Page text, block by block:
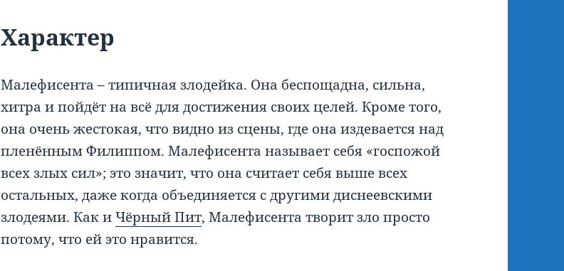
Характер
Малефисента – типичная злодейка. Она беспощадна, сильна,
хитра и пойдёт на всё для достижения своих целей. Кроме того,
она очень жестокая, что видно из сцены, где она издевается над
пленённым Филиппом. Малефисента называет себя «госпожой
всех злых сил»; это значит, что она считает себя выше всех
остальных, даже когда объединяется с другими диснеевскими
злодеями. Как иЧёрный Пит, Малефисента творит зло просто
потому, что ей это нравится.